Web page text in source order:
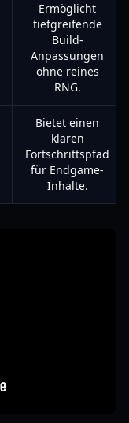
Ermöglicht
tiefgreifende
Build-
Anpassungen
ohne reines
RNG.
Bietet einen
klaren
Fortschrittspfad
für Endgame-
Inhalte.